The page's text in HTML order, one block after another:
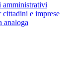
amministrativi
e imprese
analoga